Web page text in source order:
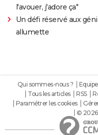
l'avouer, j'adore ça"
Un défi réservé aux
allumette
Qui sommes-nous ? Equipe
Tous les articles
RSS
Paramétrer les cookies
©